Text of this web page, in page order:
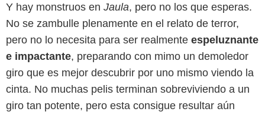
Y hay monstruos en Jaula, pero no los que esperas.
No se zambulle plenamente en el relato de terror,
pero no lo necesita para ser realmente espeluznante
e impactante, preparando con mimo un demoledor
giro que es mejor descubrir por uno mismo viendo la
cinta. No muchas pelis terminan sobreviviendo a un
giro tan potente, pero esta consigue resultar aún